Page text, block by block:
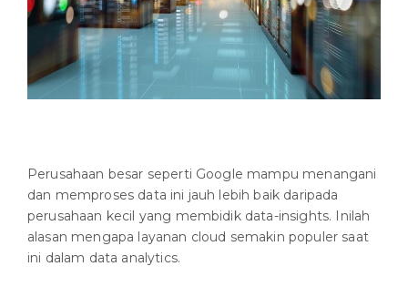
Perusahaan besar seperti Google mampu menangani
dan memproses data ini jauh lebih baik daripada
perusahaan kecil yang membidik data-insights. Inilah
alasan mengapa layanan cloud semakin populer saat
ini dalam data analytics.